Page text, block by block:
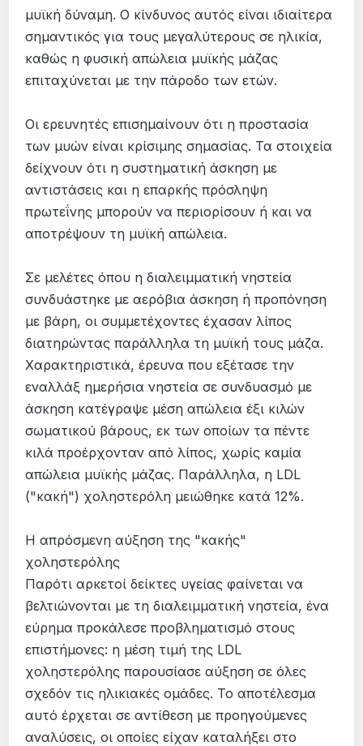
μυϊκή δύναμη. Ο κίνδυνος αυτός είναι ιδιαίτερα
σημαντικός για τους μεγαλύτερους σε ηλικία,
καθώς η φυσική απώλεια μυϊκής μάζας
επιταχύνεται με την πάροδο των ετών.
Οι ερευνητές επισημαίνουν ότι η προστασία
των μυών είναι κρίσιμης σημασίας. Τα στοιχεία
δείχνουν ότι η συστηματική άσκηση με
αντιστάσεις και η επαρκής πρόσληψη
πρωτεΐνης μπορούν να περιορίσουν ή και να
αποτρέψουν τη μυϊκή απώλεια.
Σε μελέτες όπου η διαλειμματική νηστεία
συνδυάστηκε με αερόβια άσκηση ή προπόνηση
με βάρη, οι συμμετέχοντες έχασαν λίπος
διατηρώντας παράλληλα τη μυϊκή τους μάζα.
Χαρακτηριστικά, έρευνα που εξέτασε την
εναλλάξ ημερήσια νηστεία σε συνδυασμό με
άσκηση κατέγραψε μέση απώλεια έξι κιλών
σωματικού βάρους, εκ των οποίων τα πέντε
κιλά προέρχονταν από λίπος, χωρίς καμία
απώλεια μυϊκής μάζας. Παράλληλα, η LDL
("κακή") χοληστερόλη μειώθηκε κατά 12%.
Η απρόσμενη αύξηση της "κακής"
χοληστερόλης
Παρότι αρκετοί δείκτες υγείας φαίνεται να
βελτιώνονται με τη διαλειμματική νηστεία, ένα
εύρημα προκάλεσε προβληματισμό στους
επιστήμονες: η μέση τιμή της LDL
χοληστερόλης παρουσίασε αύξηση σε όλες
σχεδόν τις ηλικιακές ομάδες. Το αποτέλεσμα
αυτό έρχεται σε αντίθεση με προηγούμενες
αναλύσεις, οι οποίες είχαν καταλήξει στο